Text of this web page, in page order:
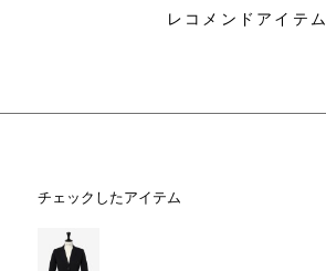
レコメンドアイテム
チェックしたアイテム